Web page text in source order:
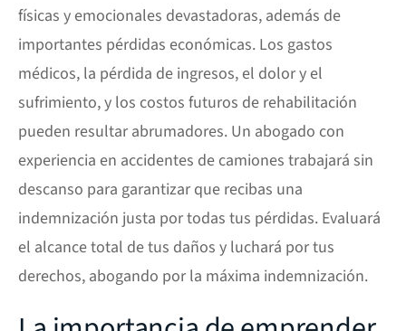
físicas y emocionales devastadoras, además de
importantes pérdidas económicas. Los gastos
médicos, la pérdida de ingresos, el dolor y el
sufrimiento, y los costos futuros de rehabilitación
pueden resultar abrumadores. Un abogado con
experiencia en accidentes de camiones trabajará sin
descanso para garantizar que recibas una
indemnización justa por todas tus pérdidas. Evaluará
el alcance total de tus daños y luchará por tus
derechos, abogando por la máxima indemnización.